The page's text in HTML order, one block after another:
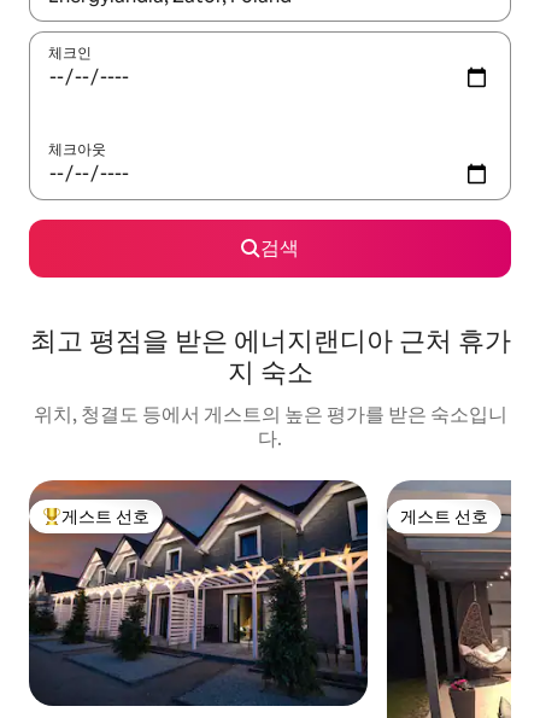
체크인
체크아웃
검색
최고 평점을 받은 에너지랜디아 근처 휴가
지 숙소
위치, 청결도 등에서 게스트의 높은 평가를 받은 숙소입니
다.
상위 게스트 선호
게스트 선호 게스트 선호
게스트 선호